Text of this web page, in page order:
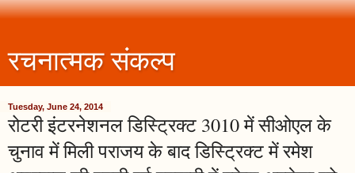
रचनात्मक संकल्प
Tuesday, June 24, 2014
रोटरी इंटरनेशनल डिस्ट्रिक्ट 3010 में सीओएल के
चुनाव में मिली पराजय के बाद डिस्ट्रिक्ट में रमेश